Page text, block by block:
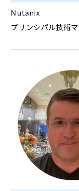
Nutanix
プリンシパル技術